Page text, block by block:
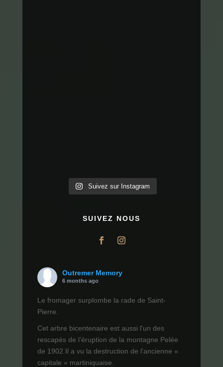
Suivez sur Instagram
SUIVEZ NOUS
Outremer Memory
6 months ago
Le fromager surplombe la rade de Saint-
Pierre.
Cet arbre bicentenaire est aussi l'un des
rescapés de l’éruption de la montagne Pelée
de 1902.Il a vu la destruction de l’ancienne «
capitale » martiniquaise.